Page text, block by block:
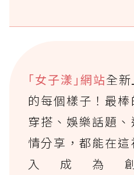
｢女子漾｣網站全
的每個樣子！最
穿搭、娛樂話題
情分享，都能在
入成為